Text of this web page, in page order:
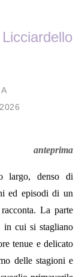
Licciardello
anteprima
largo, denso di
ed episodi di un
La parte
in cui si stagliano
tenue e delicato
delle stagioni e